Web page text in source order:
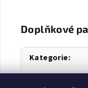
Doplňkové
Kategorie: